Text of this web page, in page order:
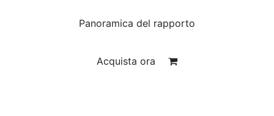
Panoramica del rapporto
Acquista ora